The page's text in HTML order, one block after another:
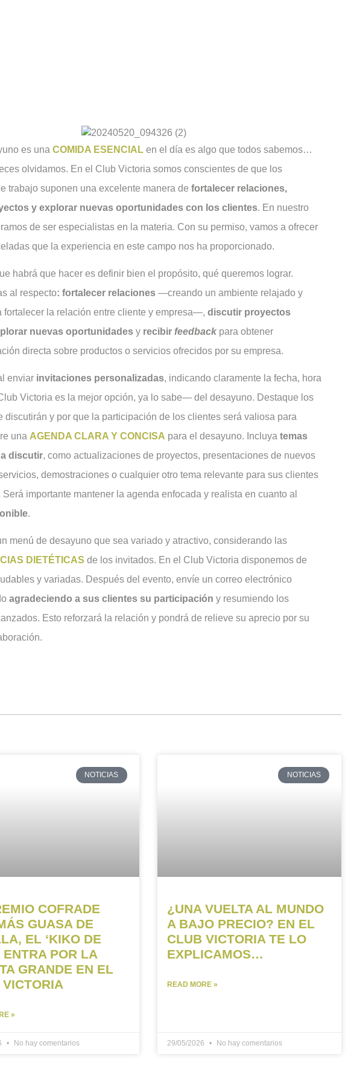
es una COMIDA ESENCIAL en el día es algo que todos sabemos…
olvidamos. En el Club Victoria somos conscientes de que los
trabajo suponen una excelente manera de fortalecer relaciones,
y explorar nuevas oportunidades con los clientes. En nuestro
de ser especialistas en la materia. Con su permiso, vamos a ofrecer
que la experiencia en este campo nos ha proporcionado.
habrá que hacer es definir bien el propósito, qué queremos lograr.
al respecto: fortalecer relaciones —creando un ambiente relajado y
fortalecer la relación entre cliente y empresa—, discutir proyectos
nuevas oportunidades y recibir feedback para obtener
directa sobre productos o servicios ofrecidos por su empresa.
enviar invitaciones personalizadas, indicando claramente la fecha, hora
Victoria es la mejor opción, ya lo sabe— del desayuno. Destaque los
discutirán y por que la participación de los clientes será valiosa para
una AGENDA CLARA Y CONCISA para el desayuno. Incluya temas
discutir, como actualizaciones de proyectos, presentaciones de nuevos
demostraciones o cualquier otro tema relevante para sus clientes
Será importante mantener la agenda enfocada y realista en cuanto al
.
menú de desayuno que sea variado y atractivo, considerando las
DIETÉTICAS de los invitados. En el Club Victoria disponemos de
y variadas. Después del evento, envíe un correo electrónico
agradeciendo a sus clientes su participación y resumiendo los
Esto reforzará la relación y pondrá de relieve su aprecio por su
NOTICIAS
COFRADE
GUASA DE
EL ‘KIKO DE
ENTRA POR LA
GRANDE EN EL
»
No hay comentarios
NOTICIAS
¿UNA VUELTA AL MUNDO
A BAJO PRECIO? EN EL
CLUB VICTORIA TE LO
EXPLICAMOS…
READ MORE »
29/05/2026 No hay comentarios